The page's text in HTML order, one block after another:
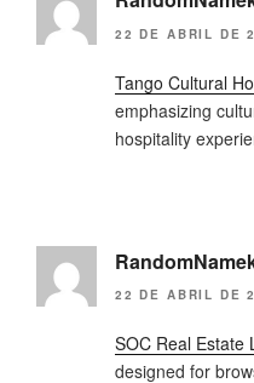
22 DE ABRIL DE
Tango Cultural
emphasizing
hospitality
22 DE ABRIL DE
SOC Real Estate
designed for